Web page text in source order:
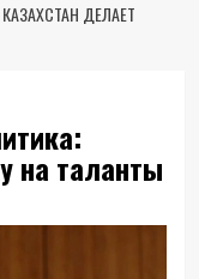
ДЕЛАЕТ
на таланты